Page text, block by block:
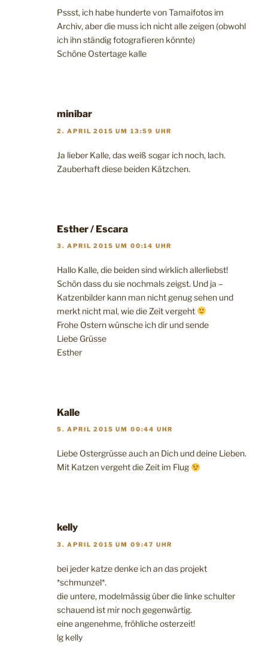
Pssst, ich habe hunderte von Tamaifotos im
Archiv, aber die muss ich nicht alle zeigen (obwohl
ich ihn ständig fotografieren könnte)
Schöne Ostertage kalle
minibar
2. APRIL 2015 UM 13:59 UHR
Ja lieber Kalle, das weiß sogar ich noch, lach.
Zauberhaft diese beiden Kätzchen.
Esther / Escara
3. APRIL 2015 UM 00:14 UHR
Hallo Kalle, die beiden sind wirklich allerliebst!
Schön dass du sie nochmals zeigst. Und ja –
Katzenbilder kann man nicht genug sehen und
merkt nicht mal, wie die Zeit vergeht
Frohe Ostern wünsche ich dir und sende
Liebe Grüsse
Esther
Kalle
5. APRIL 2015 UM 00:44 UHR
Liebe Ostergrüsse auch an Dich und deine Lieben.
Mit Katzen vergeht die Zeit im Flug
kelly
3. APRIL 2015 UM 09:47 UHR
bei jeder katze denke ich an das projekt
*schmunzel*.
die untere, modelmässig über die linke schulter
schauend ist mir noch gegenwärtig.
eine angenehme, fröhliche osterzeit!
lg kelly